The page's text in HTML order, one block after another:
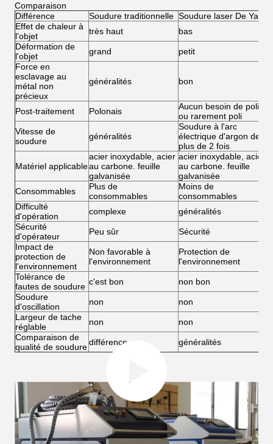
Comparaison
Différence
Soudure traditionnelle Soudure laser De Yag
Effet de chaleur à
l'objet
très haut bas
Déformation de
l'objet
grand petit
Force en
esclavage au
métal non
précieux
généralités bon
Post-traitement Polonais
Aucun besoin de polir,
ou rarement poli
Vitesse de
soudure
généralités
Soudure à l'arc
électrique d'argon de
plus de 2 fois
Matériel applicable
acier inoxydable, acier
au carbone. feuille
galvanisée
acier inoxydable, acier
au carbone. feuille
galvanisée
Consommables
Plus de
consommables
Moins de
consommables
Difficulté
d'opération
complexe généralités
Sécurité
d'opérateur
Peu sûr Sécurité
Impact de
protection de
l'environnement
Non favorable à
l'environnement
Protection de
l'environnement
Tolérance de
fautes de soudure c'est bon non bon
Soudure
d'oscillation
non non
Largeur de tache
réglable
non non
Comparaison de
qualité de souduredifférence généralités